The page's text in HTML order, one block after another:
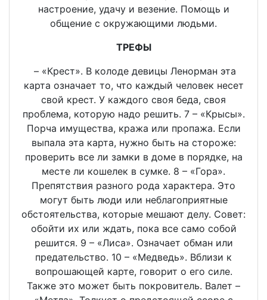
настроение, удачу и везение. Помощь и
общение с окружающими людьми.
ТРЕФЫ
– «Крест». В колоде девицы Ленорман эта
карта означает то, что каждый человек несет
свой крест. У каждого своя беда, своя
проблема, которую надо решить. 7 – «Крысы».
Порча имущества, кража или пропажа. Если
выпала эта карта, нужно быть на стороже:
проверить все ли замки в доме в порядке, на
месте ли кошелек в сумке. 8 – «Гора».
Препятствия разного рода характера. Это
могут быть люди или неблагоприятные
обстоятельства, которые мешают делу. Совет:
обойти их или ждать, пока все само собой
решится. 9 – «Лиса». Означает обман или
предательство. 10 – «Медведь». Вблизи к
вопрошающей карте, говорит о его силе.
Также это может быть покровитель. Валет –